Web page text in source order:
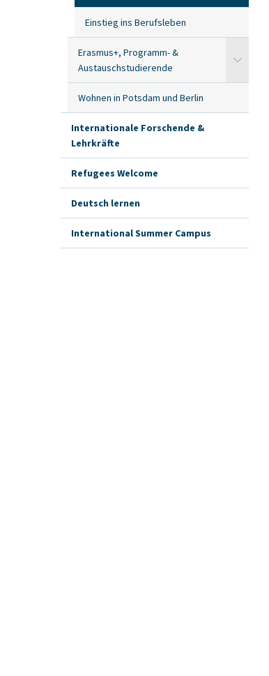
Einstieg ins Berufsleben
Erasmus+, Programm- &
Austauschstudierende
Wohnen in Potsdam und Berlin
Internationale Forschende &
Lehrkräfte
Refugees Welcome
Deutsch lernen
International Summer Campus